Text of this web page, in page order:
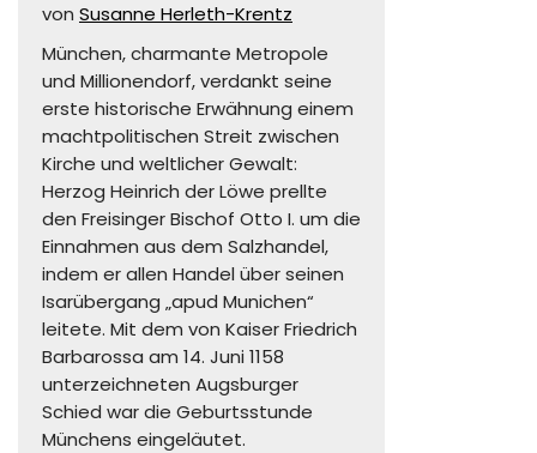
von Susanne Herleth-Krentz
München, charmante Metropole
und Millionendorf, verdankt seine
erste historische Erwähnung einem
machtpolitischen Streit zwischen
Kirche und weltlicher Gewalt:
Herzog Heinrich der Löwe prellte
den Freisinger Bischof Otto I. um die
Einnahmen aus dem Salzhandel,
indem er allen Handel über seinen
Isarübergang „apud Munichen“
leitete. Mit dem von Kaiser Friedrich
Barbarossa am 14. Juni 1158
unterzeichneten Augsburger
Schied war die Geburtsstunde
Münchens eingeläutet.